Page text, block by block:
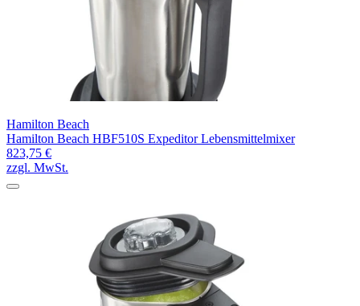
Hamilton Beach
Hamilton Beach HBF510S Expeditor Lebensmittelmixer
823,75 €
zzgl. MwSt.